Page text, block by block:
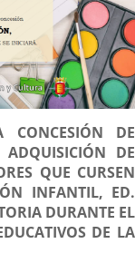
CONCESIÓN DE
DE
QUE CURSEN
INFANTIL, ED.
DURANTE EL
DE LA